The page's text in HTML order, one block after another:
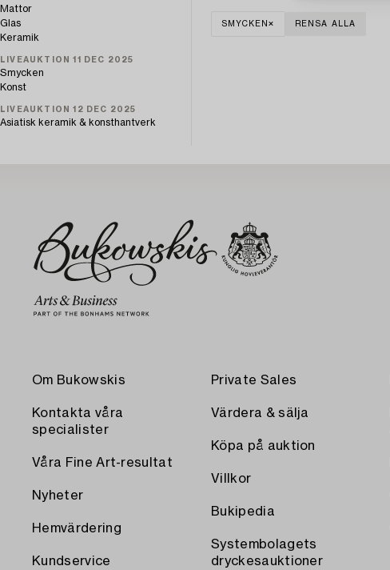
Mattor
Glas
Keramik
LIVEAUKTION 11 DEC 2025
Smycken
Konst
LIVEAUKTION 12 DEC 2025
Asiatisk keramik & konsthantverk
SMYCKEN RENSA ALLA
Om Bukowskis
Kontakta våra
specialister
Våra Fine Art-resultat
Nyheter
Hemvärdering
Kundservice
Private Sales
Värdera & sälja
Köpa på auktion
Villkor
Bukipedia
Systembolagets
dryckesauktioner